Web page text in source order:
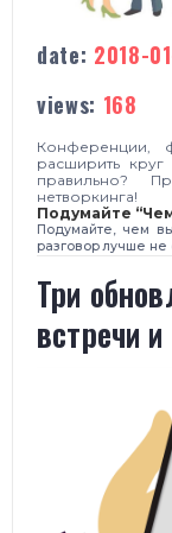
date: 2018-
views: 168
Конференции,
расширить
правильно?
нетворкинга!
Подумайте
Подумайте, чем
разговор лучше не
Три
встречи